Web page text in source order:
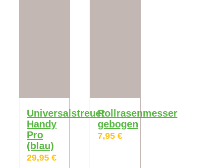
Universalstreuer
Handy
Pro
(blau)
29,95 €
Rollrasenmesser
gebogen
7,95 €